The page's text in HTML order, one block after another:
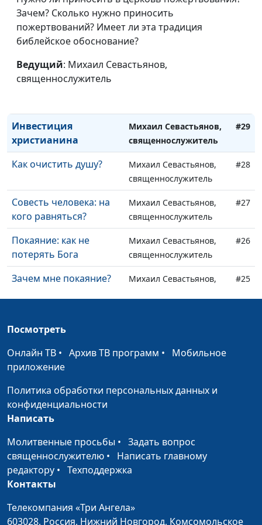
Зачем? Сколько нужно приносить
пожертвований? Имеет ли эта традиция
библейское обоснование?
Ведущий: Михаил Севастьянов,
священнослужитель
священнослужитель
За что ценить свою
Михаил Севастьянов,
Служители Божьи:
необычные обычные
Инвестиция
христианина
Михаил Севастьянов,
священнослужитель
#29
Как очистить душу?
Михаил Севастьянов,
священнослужитель
#28
Совесть человека: на
кого равняться?
Михаил Севастьянов,
священнослужитель
#27
Покаяние: как не
потерять Бога
Михаил Севастьянов,
священнослужитель
#26
Зачем мне покаяние?
Михаил Севастьянов,
#25
всей душой
Общаться с Богом и
верить в лучшее
Михаил Севастьянов,
Без любви все - ничто
Михаил Севастьянов,
христианином?
священнослужитель
Истинное знание - о
любви
Михаил Севастьянов,
Проклятие зависти или
Божья любовь?
Михаил Севастьянов,
священнослужитель
Посмотреть
Онлайн ТВ • Архив ТВ программ • Мобильное
приложение
Политика обработки персональных данных и
конфиденциальности
Написать
Молитвенные просьбы • Задать вопрос
священнослужителю • Написать главному
редактору • Техподдержка
Контакты
Телекомпания «Три Ангела»
603028, Россия, Нижний Новгород, Комсомольское